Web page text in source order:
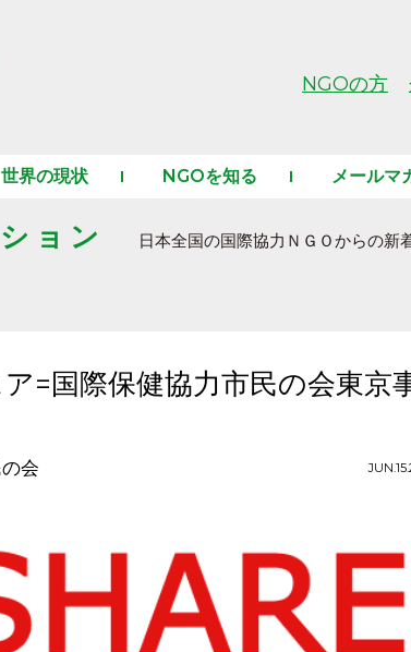
NGOの方
世界の現状 NGOを知る メールマ
ョン 日本全国の国際協力ＮＧＯからの新
=国際保健協力市民の会東京
会